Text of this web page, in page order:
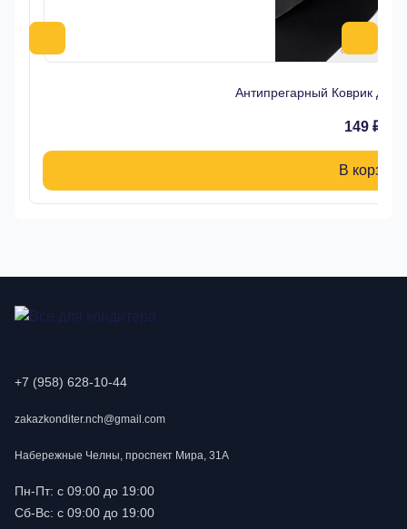
Антипрегарный Коврик для
149 ₽
В корзину
+7 (958) 628-10-44
zakazkonditer.nch@gmail.com
Набережные Челны, проспект Мира, 31А
Пн-Пт: с 09:00 до 19:00
Сб-Вс: с 09:00 до 19:00